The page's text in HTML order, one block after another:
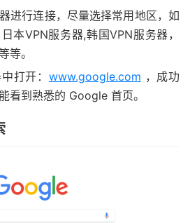
进行连接，尽量选择常用地区，如
本VPN服务器,韩国VPN服务器，
等。
打开： www.google.com ，成功
看到熟悉的 Google 首页。